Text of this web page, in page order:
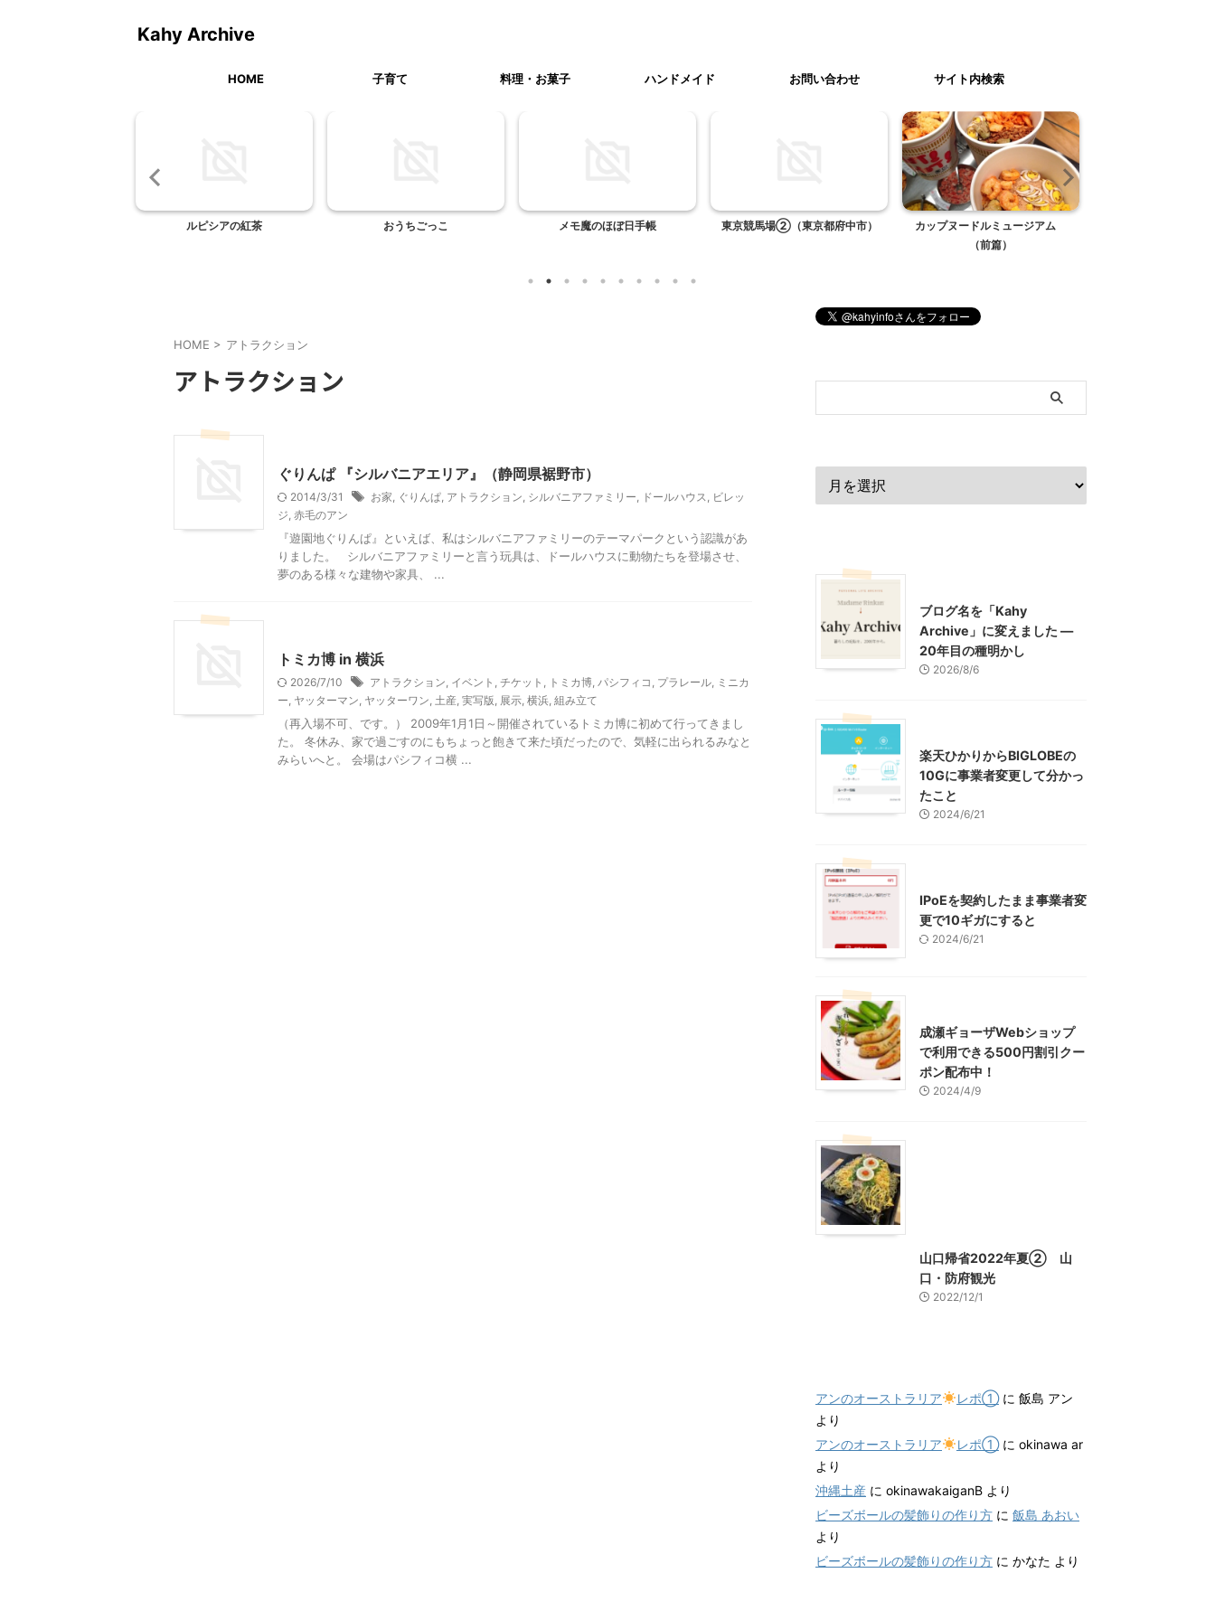
Kahy Archive
HOME 子育て 料理・お菓子 ハンドメイド お問い合わせ サイト内検索
ルピシアの紅茶 おうちごっこ メモ魔のほぼ日手帳 東京競馬場②（東京都府中市）
カップヌードルミュージアム
（前篇）
HOME > アトラクション
アトラクション
ぐりんぱ 『シルバニアエリア』（静岡県裾野市）
2014/3/31 お家 ぐりんぱ アトラクション シルバニアファミリー ドールハウス
ビレッ
ジ 赤毛のアン
『遊園地ぐりんぱ』といえば、私はシルバニアファミリーのテーマパークという認識があ
りました。 シルバニアファミリーと言う玩具は、ドールハウスに動物たちを登場させ、
夢のある様々な建物や家具、 ...
トミカ博 in 横浜
2026/7/10 アトラクション イベント チケット トミカ博 パシフィコ プラレール ミニカ
ー ヤッターマン ヤッターワン 土産 実写版 展示 横浜 組み立て
（再入場不可、です。） 2009年1月1日～開催されているトミカ博に初めて行ってきまし
た。 冬休み、家で過ごすのにもちょっと飽きて来た頃だったので、気軽に出られるみなと
みらいへと。 会場はパシフィコ横 ...
ブログ名を「Kahy
Archive」に変えました ―
20年目の種明かし
2026/8/6
楽天ひかりからBIGLOBEの
10Gに事業者変更して分かっ
たこと
2024/6/21
IPoEを契約したまま事業者変
更で10ギガにすると
2024/6/21
成瀬ギョーザWebショップ
で利用できる500円割引クー
ポン配布中！
2024/4/9
山口帰省2022年夏② 山
口・防府観光
2022/12/1
アンのオーストラリア レポ①に 飯島 アン
より
アンのオーストラリア
レポ①に okinawa ar
より
沖縄土産 に okinawakaiganB より
ビーズボールの髪飾りの作り方 に 飯島 あおい
より
ビーズボールの髪飾りの作り方 に かなた より